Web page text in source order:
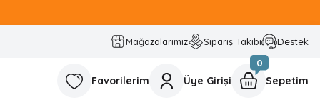
Mağazalarımız Sipariş Takibi Destek
Favorilerim Üye Girişi
0
Sepetim